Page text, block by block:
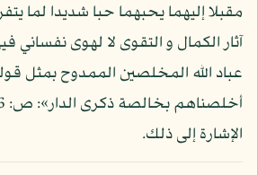
مقبلا إليهما يحبهما حبا شديدا لما
آثار الكمال و التقوى لا لهوى
عباد الله المخلصين الممدوح بمثل
الإشارة إلى ذلك.